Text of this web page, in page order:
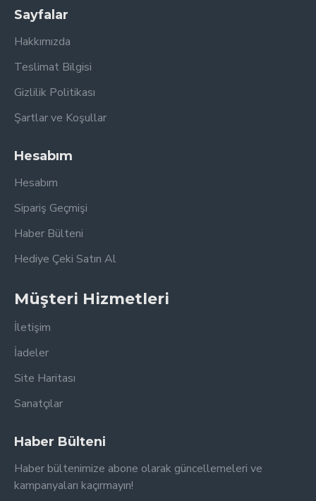
Sayfalar
Hakkımızda
Teslimat Bilgisi
Gizlilik Politikası
Şartlar ve Koşullar
Hesabım
Hesabım
Sipariş Geçmişi
Haber Bülteni
Hediye Çeki Satın Al
Müşteri Hizmetleri
İletişim
İadeler
Site Haritası
Sanatçılar
Haber Bülteni
Haber bültenimize abone olarak güncellemeleri ve
kampanyaları kaçırmayın!